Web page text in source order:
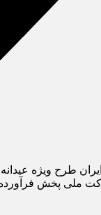
طرح ویژه
ملی پخش